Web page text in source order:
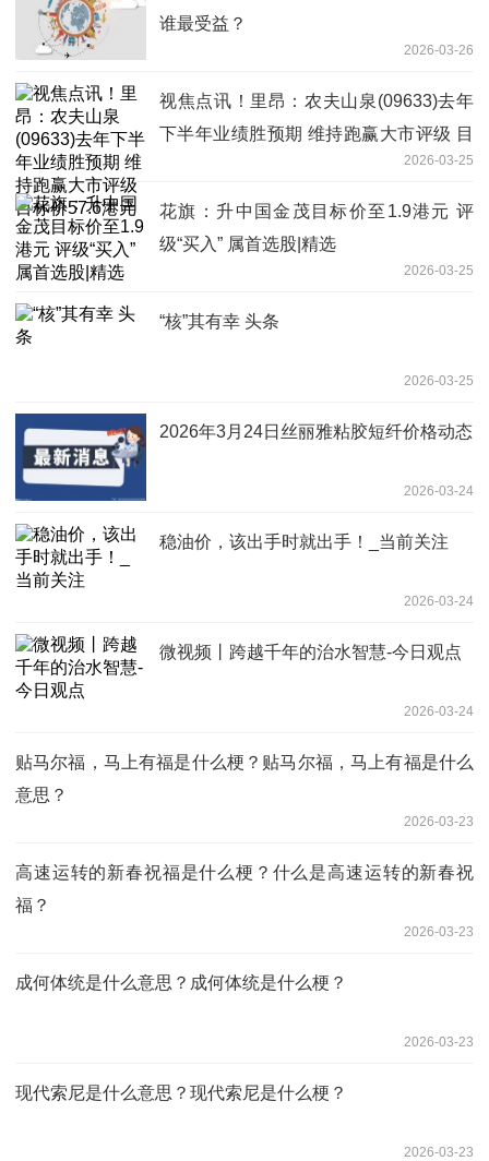
谁最受益？
2026-03-26
视焦点讯！里昂：农夫山泉(09633)去年
下半年业绩胜预期 维持跑赢大市评级 目
2026-03-25
花旗：升中国金茂目标价至1.9港元 评
级“买入” 属首选股|精选
2026-03-25
“核”其有幸 头条
2026-03-25
2026年3月24日丝丽雅粘胶短纤价格动态
2026-03-24
稳油价，该出手时就出手！_当前关注
2026-03-24
微视频丨跨越千年的治水智慧-今日观点
2026-03-24
贴马尔福，马上有福是什么梗？贴马尔福，马上有福是什么
意思？
2026-03-23
高速运转的新春祝福是什么梗？什么是高速运转的新春祝
福？
2026-03-23
成何体统是什么意思？成何体统是什么梗？
2026-03-23
现代索尼是什么意思？‌现代索尼是什么梗？
2026-03-23